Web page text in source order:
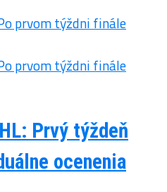
Prvý týždeň
ocenenia